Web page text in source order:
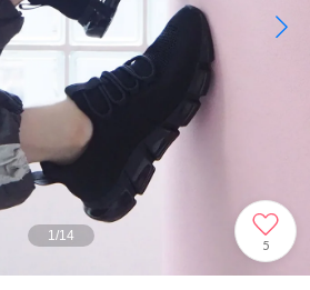
1 /14
5